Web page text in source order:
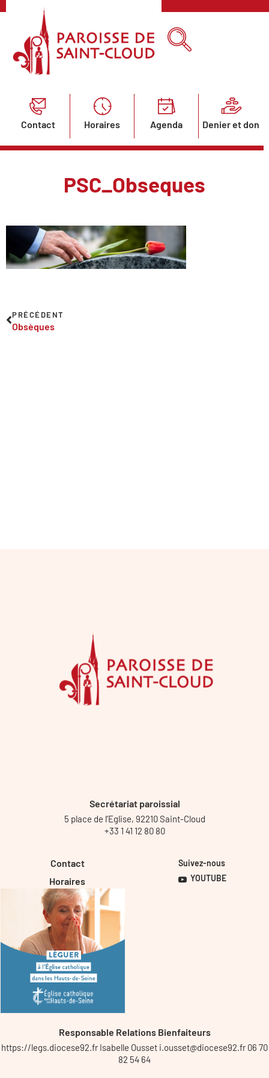
Contact Horaires Agenda Denier et don
PSC_Obseques
PRÉCÉDENT
Obsèques
Secrétariat paroissial
5 place de l’Eglise, 92210 Saint-Cloud
+33 1 41 12 80 80
Contact
Horaires
Suivez-nous
YOUTUBE
Responsable Relations Bienfaiteurs
https://legs.diocese92.fr Isabelle Ousset i.ousset@diocese92.fr 06 70
82 54 64